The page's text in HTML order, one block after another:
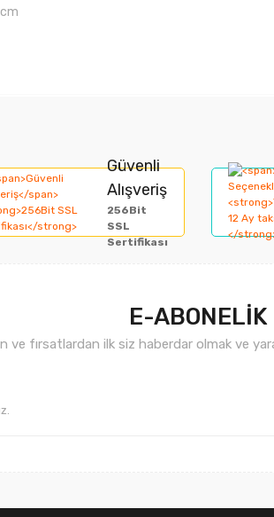
Bu ürüne ilk yorumu siz yapın!
Güvenli
Alışveriş
256Bit
SSL
Sertifikası
E-ABONELİK
ve fırsatlardan ilk siz haberdar olmak ve